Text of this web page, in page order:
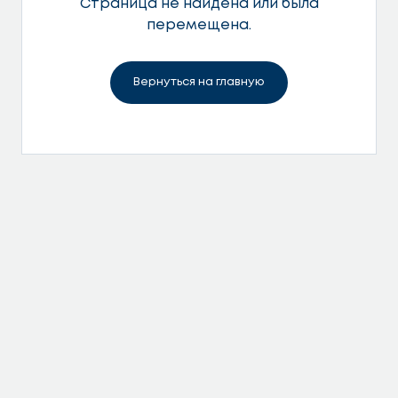
Страница не найдена или была
перемещена.
Вернуться на главную